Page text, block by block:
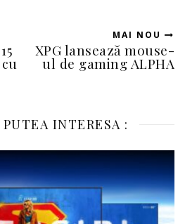
MAI NOU
XPG lansează mouse-
ul de gaming ALPHA
INTERESA :